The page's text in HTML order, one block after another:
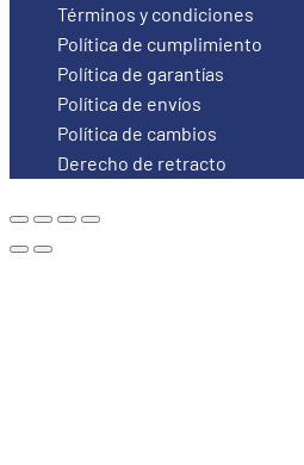
Términos y condiciones
Política de cumplimiento
Política de garantías
Política de envíos
Política de cambios
Derecho de retracto